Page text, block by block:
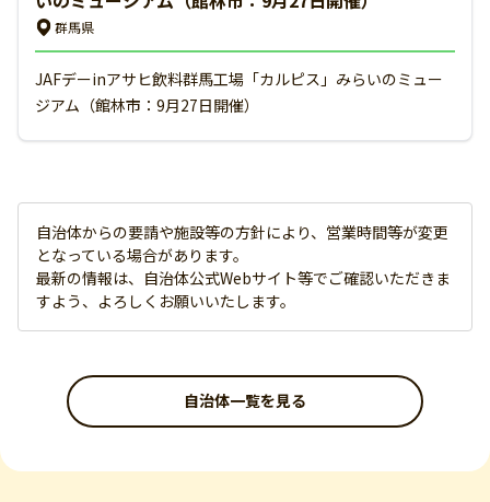
群馬県
JAFデーinアサヒ飲料群馬工場「カルピス」みらいのミュー
ジアム（館林市：9月27日開催）
自治体からの要請や施設等の方針により、営業時間等が変更
となっている場合があります。
最新の情報は、自治体公式Webサイト等でご確認いただきま
すよう、よろしくお願いいたします。
自治体一覧を見る